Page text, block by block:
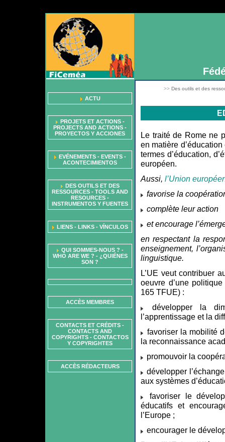
ACTU
PROJETS ET ACTIONS -
PROJECTS AND ACTIONS -
PROYECTOS Y ACCIONES
EVÉNEMENTS - EVENTS -
ACONTECIMIENTOS
DES OUTILS ET DES
RESSOURCES - TOOLS AND
RESOURCES -
INSTRUMENTOS Y FUENTES
LIENS - LINKS - VÍNCULOS
QUI SOMMES-NOUS ? -
WHO ARE WE ? - ¿QUIÉNES
SON ?
ACCÈS MEMBRES
CONTACTS ET CRÉDITS -
CONTACTS AND
COPYRIGHTS - CONTACTOS
Y COPYRIGHTES
ACCÈS RÉDACTEURS
>> Des outils et des
Le traité de Rome ne
en matière
termes d’éducation,
européen.
Aussi, l’Union
favorise la
complète leur action
et encourage
en respectant la
enseignement,
linguistique.
L’UE veut contribuer
oeuvre d’une
165 TFUE) :
développer la
l’apprentissage et la
favoriser la mobilité
la reconnaissance
promouvoir la
développer
aux systèmes
favoriser le
éducatifs et
l’Europe ;
encourager le